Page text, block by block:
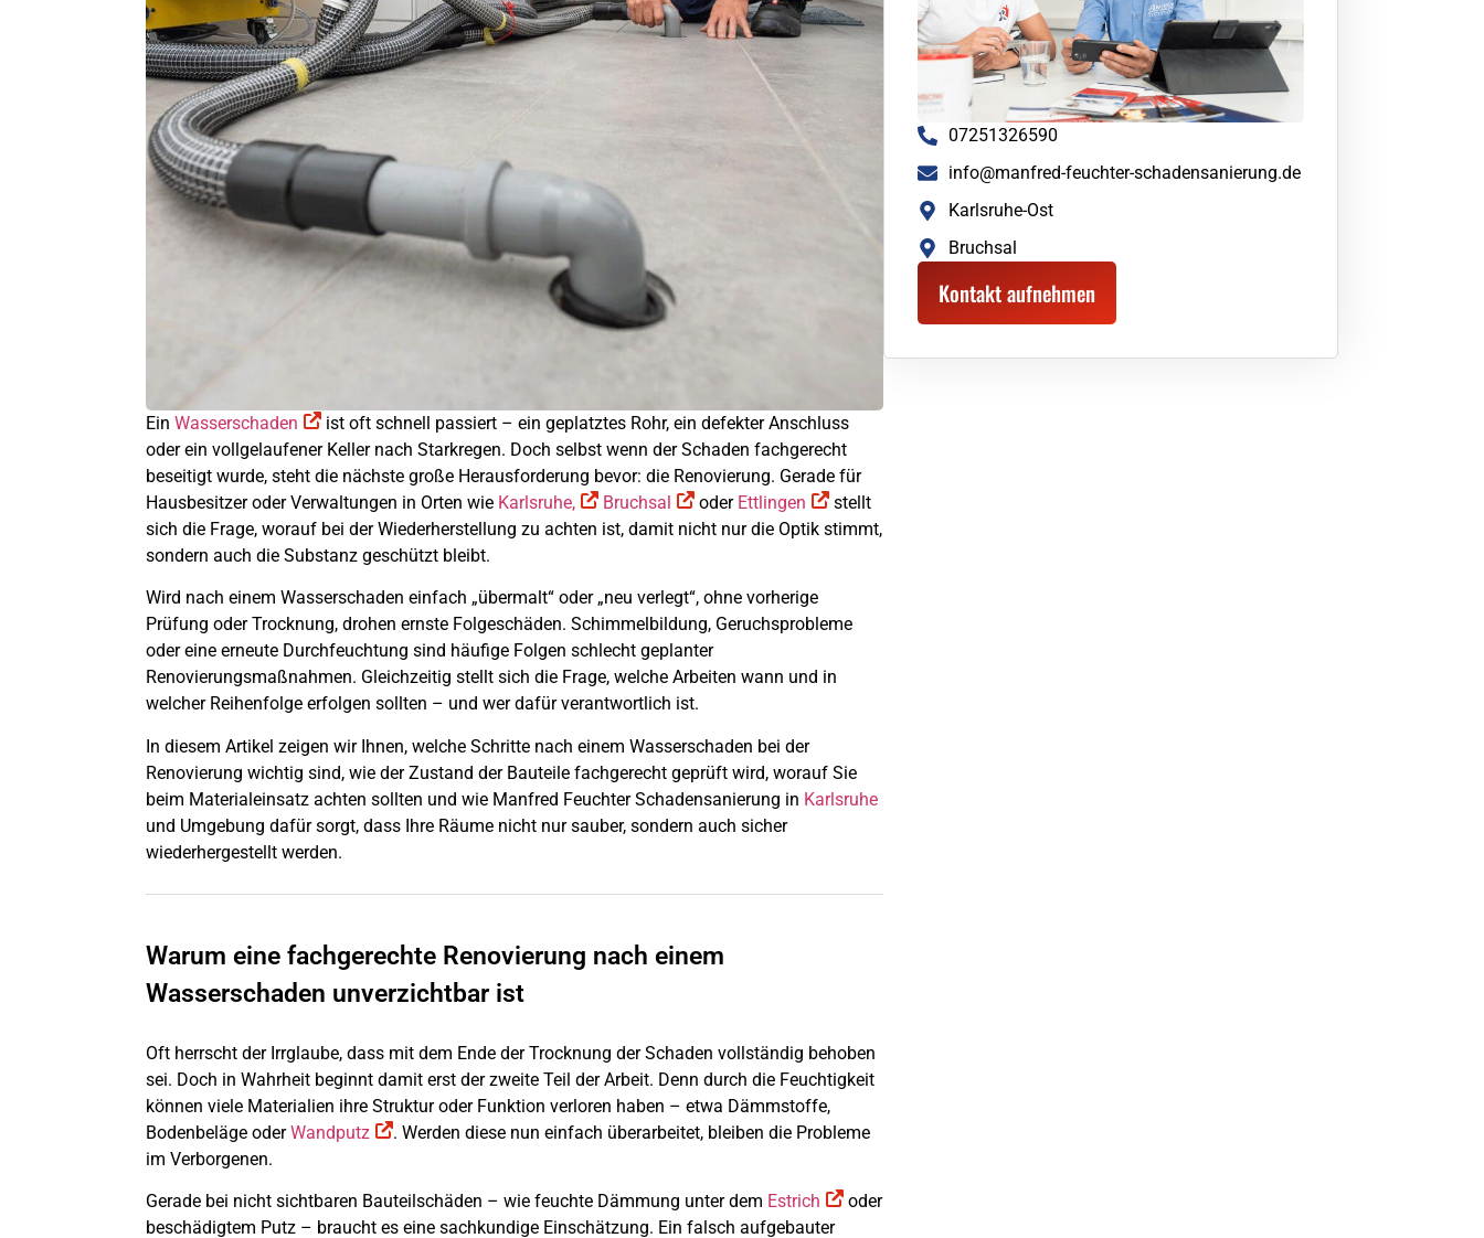
Ein Wasserschaden
ist oft schnell passiert – ein geplatztes Rohr, ein defekter Anschluss
oder ein vollgelaufener Keller nach Starkregen. Doch selbst wenn der Schaden fachgerecht
beseitigt wurde, steht die nächste große Herausforderung bevor: die Renovierung. Gerade für
Hausbesitzer oder Verwaltungen in Orten wie Karlsruhe, Bruchsal oder Ettlingen
stellt
sich die Frage, worauf bei der Wiederherstellung zu achten ist, damit nicht nur die Optik stimmt,
sondern auch die Substanz geschützt bleibt.
Wird nach einem Wasserschaden einfach „übermalt“ oder „neu verlegt“, ohne vorherige
Prüfung oder Trocknung, drohen ernste Folgeschäden. Schimmelbildung, Geruchsprobleme
oder eine erneute Durchfeuchtung sind häufige Folgen schlecht geplanter
Renovierungsmaßnahmen. Gleichzeitig stellt sich die Frage, welche Arbeiten wann und in
welcher Reihenfolge erfolgen sollten – und wer dafür verantwortlich ist.
In diesem Artikel zeigen wir Ihnen, welche Schritte nach einem Wasserschaden bei der
Renovierung wichtig sind, wie der Zustand der Bauteile fachgerecht geprüft wird, worauf Sie
beim Materialeinsatz achten sollten und wie Manfred Feuchter Schadensanierung in Karlsruhe
und Umgebung dafür sorgt, dass Ihre Räume nicht nur sauber, sondern auch sicher
wiederhergestellt werden.
Warum eine fachgerechte Renovierung nach einem
Wasserschaden unverzichtbar ist
Oft herrscht der Irrglaube, dass mit dem Ende der Trocknung der Schaden vollständig behoben
sei. Doch in Wahrheit beginnt damit erst der zweite Teil der Arbeit. Denn durch die Feuchtigkeit
können viele Materialien ihre Struktur oder Funktion verloren haben – etwa Dämmstoffe,
Bodenbeläge oderWandputz
. Werden diese nun einfach überarbeitet, bleiben die Probleme
im Verborgenen.
Gerade bei nicht sichtbaren Bauteilschäden – wie feuchte Dämmung unter dem Estrich
oder
beschädigtem Putz – braucht es eine sachkundige Einschätzung. Ein falsch aufgebauter
07251326590
info@manfred-feuchter-schadensanierung.de
Karlsruhe-Ost
Bruchsal
Kontakt aufnehmen